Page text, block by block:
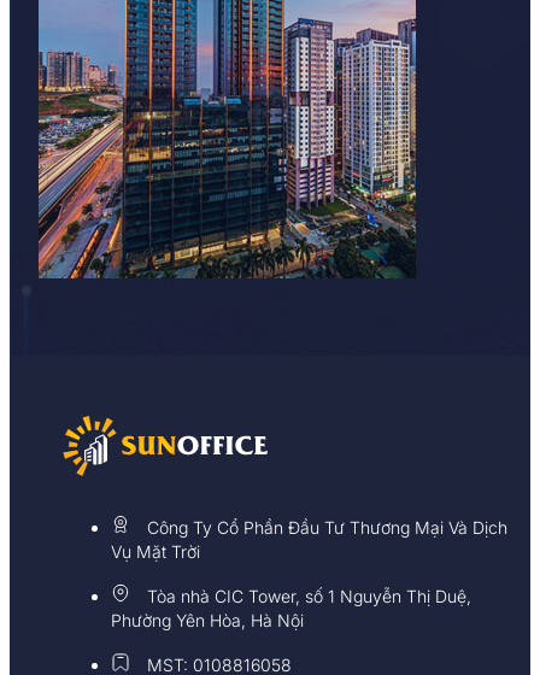
Công Ty Cổ Phần Đầu Tư Thương Mại Và Dịch
Vụ Mặt Trời
Tòa nhà CIC Tower, số 1 Nguyễn Thị Duệ,
Phường Yên Hòa, Hà Nội
MST: 0108816058